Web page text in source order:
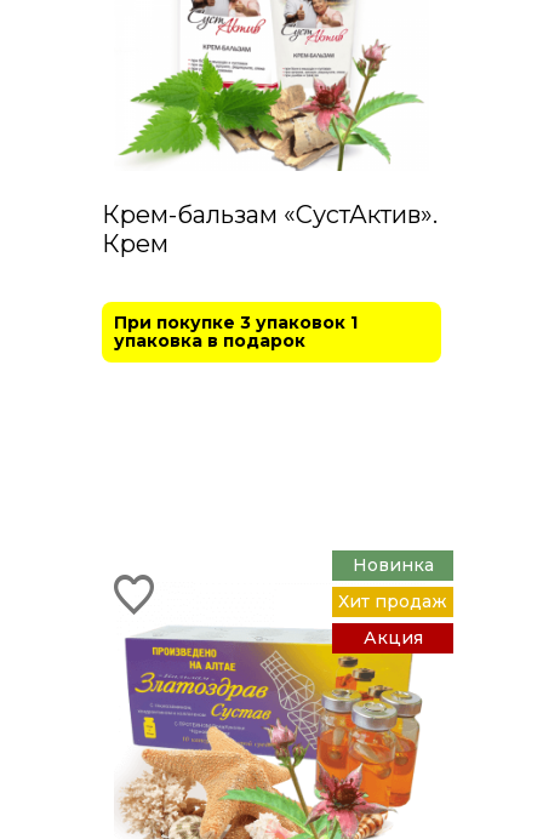
Крем-бальзам «СустАктив».
Крем
При покупке 3 упаковок 1
упаковка в подарок
Новинка
Хит продаж
Акция